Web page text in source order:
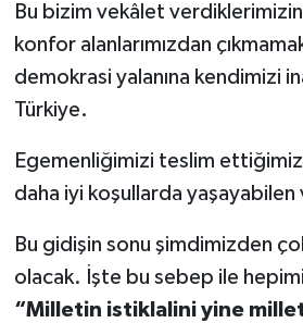
Bu bizim vekâlet
konfor alanlarımızdan
demokrasi yalanına kendimizi
Türkiye.
Egemenliğimizi teslim
daha iyi koşullarda
Bu gidişin sonu şimdimizden
olacak. İşte bu sebep ile
“Milletin istiklalini yine